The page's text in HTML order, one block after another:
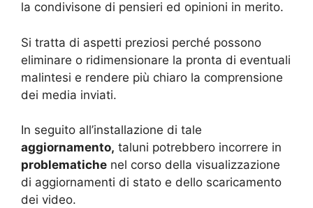
la condivisone di pensieri ed opinioni in merito.
Si tratta di aspetti preziosi perché possono
eliminare o ridimensionare la pronta di eventuali
malintesi e rendere più chiaro la comprensione
dei media inviati.
In seguito all’installazione di tale
aggiornamento, taluni potrebbero incorrere in
problematiche nel corso della visualizzazione
di aggiornamenti di stato e dello scaricamento
dei video.